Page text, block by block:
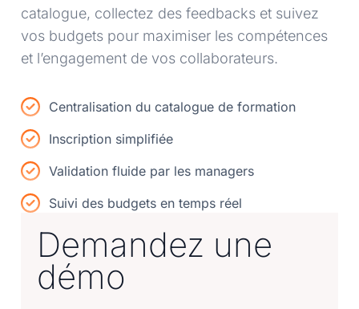
catalogue, collectez des feedbacks et suivez
vos budgets pour maximiser les compétences
et l’engagement de vos collaborateurs.
Centralisation du catalogue de formation
Inscription simplifiée
Validation fluide par les managers
Suivi des budgets en temps réel
Demandez une
démo